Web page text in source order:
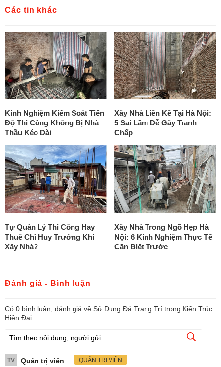
Các tin khác
Kinh Nghiệm Kiểm Soát Tiến
Độ Thi Công Không Bị Nhà
Thầu Kéo Dài
Xây Nhà Liền Kề Tại Hà Nội:
5 Sai Lầm Dễ Gây Tranh
Chấp
Tự Quản Lý Thi Công Hay
Thuê Chỉ Huy Trưởng Khi
Xây Nhà?
Xây Nhà Trong Ngõ Hẹp Hà
Nội: 6 Kinh Nghiệm Thực Tế
Cần Biết Trước
Đánh giá - Bình luận
Có 0 bình luận, đánh giá về Sử Dụng Đá Trang Trí trong Kiến Trúc
Hiện Đại
TV Quản trị viên QUẢN TRỊ VIÊN